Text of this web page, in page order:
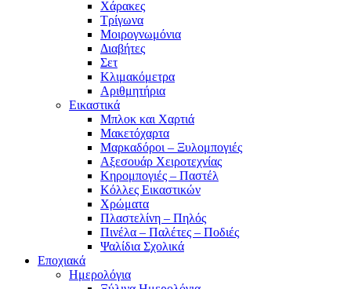
Χάρακες
Τρίγωνα
Mοιρογνωμόνια
Διαβήτες
Σετ
Κλιμακόμετρα
Αριθμητήρια
Εικαστικά
Μπλοκ και Χαρτιά
Μακετόχαρτα
Μαρκαδόροι – Ξυλομπογιές
Αξεσουάρ Χειροτεχνίας
Κηρομπογιές – Παστέλ
Κόλλες Εικαστικών
Χρώματα
Πλαστελίνη – Πηλός
Πινέλα – Παλέτες – Ποδιές
Ψαλίδια Σχολικά
Εποχιακά
Ημερολόγια